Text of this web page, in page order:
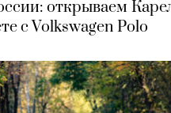
открываем
с Volkswagen Polo